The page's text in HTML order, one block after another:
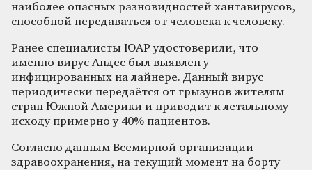
наиболее опасных разновидностей хантавирусов,
способной передаваться от человека к человеку.
Ранее специалисты ЮАР удостоверили, что
именно вирус Андес был выявлен у
инфицированных на лайнере. Данный вирус
периодически передаётся от грызунов жителям
стран Южной Америки и приводит к летальному
исходу примерно у 40% пациентов.
Согласно данным Всемирной организации
здравоохранения, на текущий момент на борту